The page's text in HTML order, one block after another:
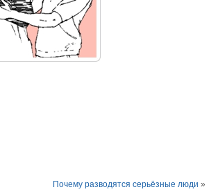
Почему разводятся серьёзные люди »